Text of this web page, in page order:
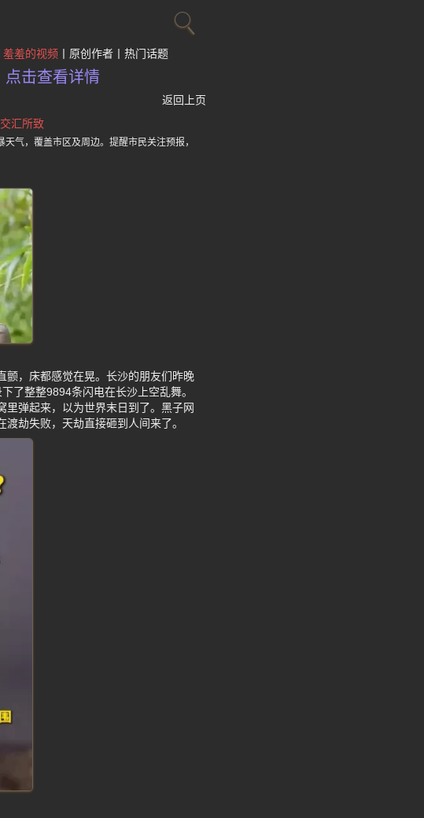
羞羞的视频 原创作者 热门话题
点击查看详情
返回上页
汇所致
气，覆盖市区及周边。提醒市民关注预报，
颤，床都感觉在晃。长沙的朋友们昨晚
了整整9894条闪电在长沙上空乱舞。
弹起来，以为世界末日到了。黑子网
劫失败，天劫直接砸到人间来了。